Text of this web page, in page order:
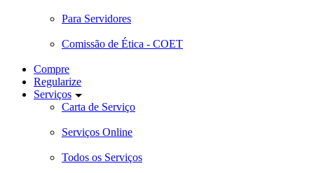
Para Servidores
Comissão de Ética - COET
Compre
Regularize
Serviços
Carta de Serviço
Serviços Online
Todos os Serviços